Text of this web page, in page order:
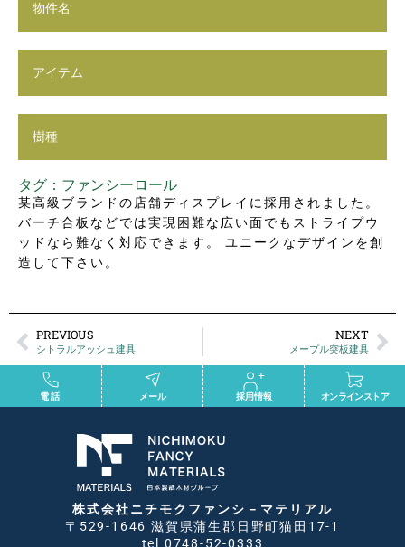
物件名
アイテム
樹種
タグ： ファンシーロール
某高級ブランドの店舗ディスプレイに採用されました。
バーチ合板などでは実現困難な広い面でもストライプウ
ッドなら難なく対応できます。 ユニークなデザインを創
造して下さい。
PREVIOUS
シトラルアッシュ建具
NEXT
メープル突板建具
電話 メール 採用情報 オンラインストア
株式会社ニチモクファンシ－マテリアル
〒529-1646 滋賀県蒲生郡日野町猫田17-1
tel 0748-52-0333